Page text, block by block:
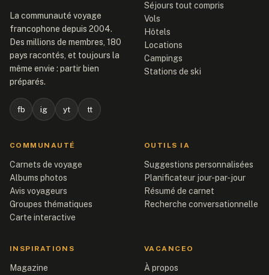
La communauté voyage
francophone depuis 2004.
Des millions de membres, 180
pays racontés, et toujours la
même envie : partir bien
préparés.
fb ig yt tt
Séjours tout compris
Vols
Hôtels
Locations
Campings
Stations de ski
COMMUNAUTÉ
Carnets de voyage
Albums photos
Avis voyageurs
Groupes thématiques
Carte interactive
OUTILS IA
Suggestions personnalisées
Planificateur jour-par-jour
Résumé de carnet
Recherche conversationnelle
INSPIRATIONS
Magazine
VACANCEO
À propos